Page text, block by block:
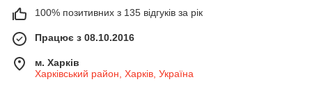
100% позитивних з 135 відгуків за рік
Працює з 08.10.2016
м. Харків
Харківський район, Харків, Україна